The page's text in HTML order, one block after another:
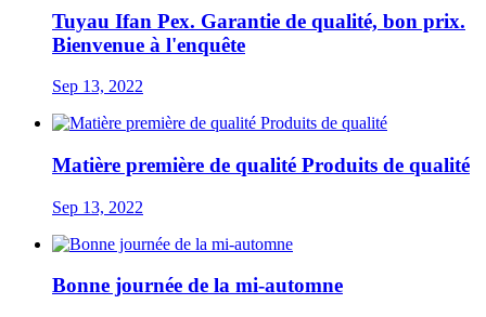
Tuyau Ifan Pex. Garantie de qualité, bon prix.
Bienvenue à l'enquête
Sep 13, 2022
Matière première de qualité Produits de qualité
Sep 13, 2022
Bonne journée de la mi-automne